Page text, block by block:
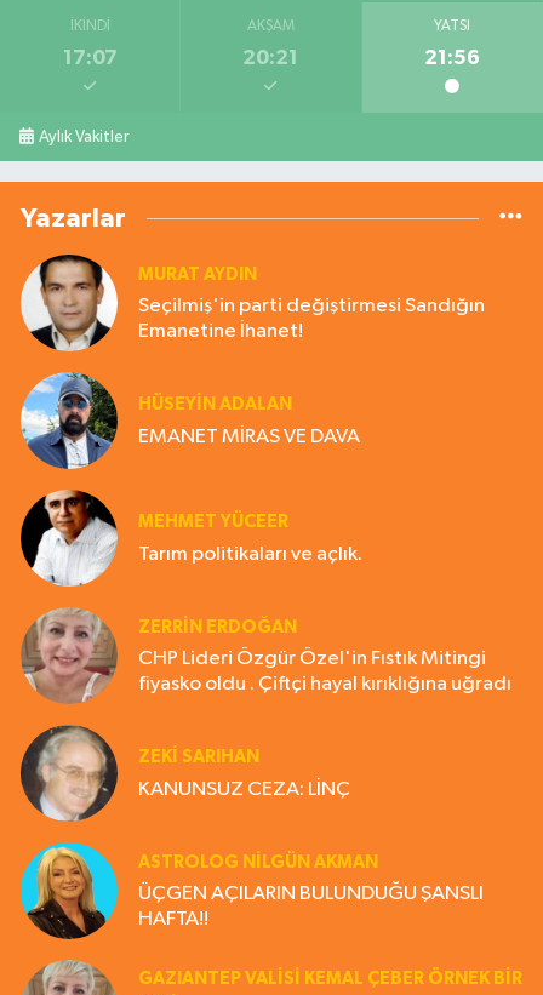
İKINDI
17:07
AKŞAM
20:21
YATSI
21:56
Aylık Vakitler
Yazarlar
MURAT AYDIN
Seçilmiş'in parti değiştirmesi Sandığın
Emanetine İhanet!
HÜSEYIN ADALAN
EMANET MİRAS VE DAVA
MEHMET YÜCEER
Tarım politikaları ve açlık.
ZERRIN ERDOĞAN
CHP Lideri Özgür Özel'in Fıstık Mitingi
fiyasko oldu . Çiftçi hayal kırıklığına uğradı
ZEKI SARIHAN
KANUNSUZ CEZA: LİNÇ
ASTROLOG NILGÜN AKMAN
ÜÇGEN AÇILARIN BULUNDUĞU ŞANSLI
HAFTA!!
GAZIANTEP VALISI KEMAL ÇEBER ÖRNEK BİR